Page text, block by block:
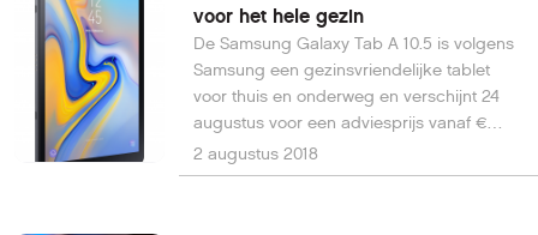
voor het hele gezin
De Samsung Galaxy Tab A 10.5 is volgens
Samsung een gezinsvriendelijke tablet
voor thuis en onderweg en verschijnt 24
augustus voor een adviesprijs vanaf €
329,-.
2 augustus 2018